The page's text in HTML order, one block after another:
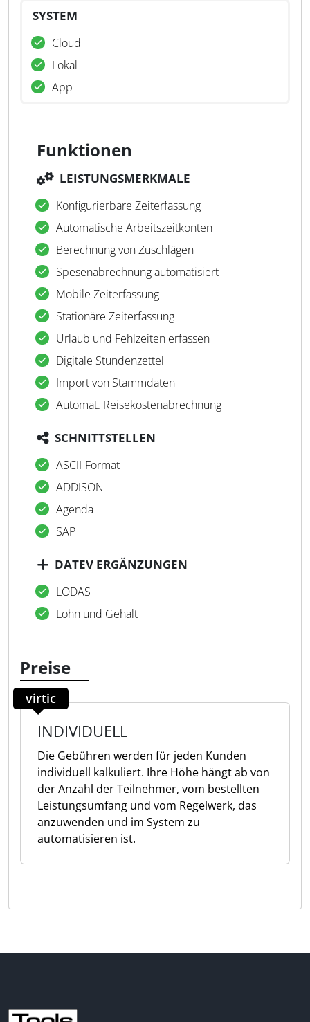
SYSTEM
Cloud
Lokal
App
Funktionen
LEISTUNGSMERKMALE
Konfigurierbare Zeiterfassung
Automatische Arbeitszeitkonten
Berechnung von Zuschlägen
Spesenabrechnung automatisiert
Mobile Zeiterfassung
Stationäre Zeiterfassung
Urlaub und Fehlzeiten erfassen
Digitale Stundenzettel
Import von Stammdaten
Automat. Reisekostenabrechnung
SCHNITTSTELLEN
ASCII-Format
ADDISON
Agenda
SAP
DATEV ERGÄNZUNGEN
LODAS
Lohn und Gehalt
Preise
virtic
INDIVIDUELL
Die Gebühren werden für jeden Kunden
individuell kalkuliert. Ihre Höhe hängt ab von
der Anzahl der Teilnehmer, vom bestellten
Leistungsumfang und vom Regelwerk, das
anzuwenden und im System zu
automatisieren ist.